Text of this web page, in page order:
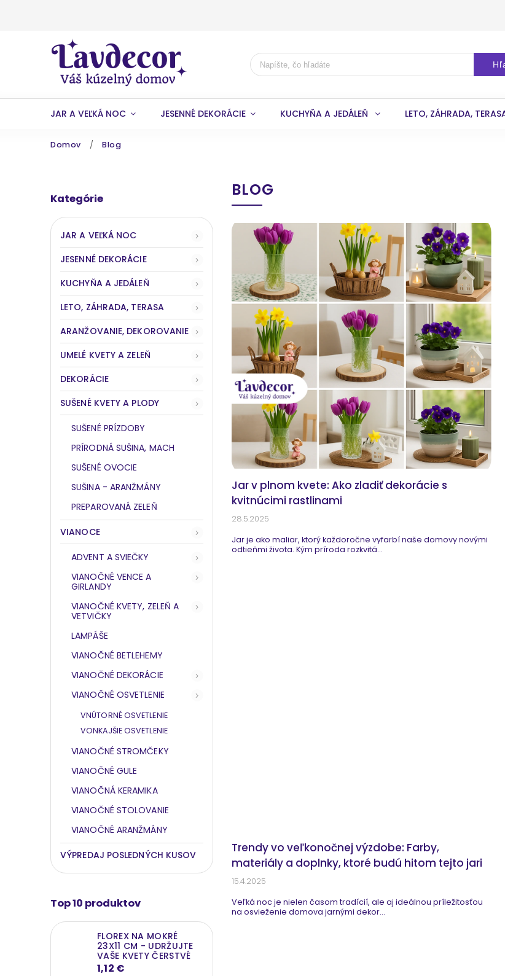
JAR A VEĽKÁ NOC JESENNÉ DEKORÁCIE KUCHYŇA A JEDÁLEŇ LETO, ZÁHRADA,
Domov / Blog
Kategórie
JAR A VEĽKÁ NOC
JESENNÉ DEKORÁCIE
KUCHYŇA A JEDÁLEŇ
LETO, ZÁHRADA, TERASA
ARANŽOVANIE, DEKOROVANIE
UMELÉ KVETY A ZELEŇ
DEKORÁCIE
SUŠENÉ KVETY A PLODY
SUŠENÉ PRÍZDOBY
PRÍRODNÁ SUŠINA, MACH
SUŠENÉ OVOCIE
SUŠINA - ARANŽMÁNY
PREPAROVANÁ ZELEŇ
VIANOCE
ADVENT A SVIEČKY
VIANOČNÉ VENCE A
GIRLANDY
VIANOČNÉ KVETY, ZELEŇ A
VETVIČKY
LAMPÁŠE
VIANOČNÉ BETLEHEMY
VIANOČNÉ DEKORÁCIE
VIANOČNÉ OSVETLENIE
VNÚTORNÉ OSVETLENIE
VONKAJŠIE OSVETLENIE
VIANOČNÉ STROMČEKY
VIANOČNÉ GULE
VIANOČNÁ KERAMIKA
VIANOČNÉ STOLOVANIE
VIANOČNÉ ARANŽMÁNY
VÝPREDAJ POSLEDNÝCH KUSOV
Top 10 produktov
FLOREX NA MOKRÉ
23X11 CM - UDRŽUJTE
VAŠE KVETY ČERSTVÉ
1,12 €
BLOG
Jar v plnom kvete: Ako zladiť dekorácie s
kvitnúcimi rastlinami
28.5.2025
Jar je ako maliar, ktorý každoročne vyfarbí naše domovy novými
odtieňmi života. Kým príroda rozkvitá...
Trendy vo veľkonočnej výzdobe: Farby,
materiály a doplnky, ktoré budú hitom tejto jari
15.4.2025
Veľká noc je nielen časom tradícií, ale aj ideálnou príležitosťou
na osvieženie domova jarnými dekor...